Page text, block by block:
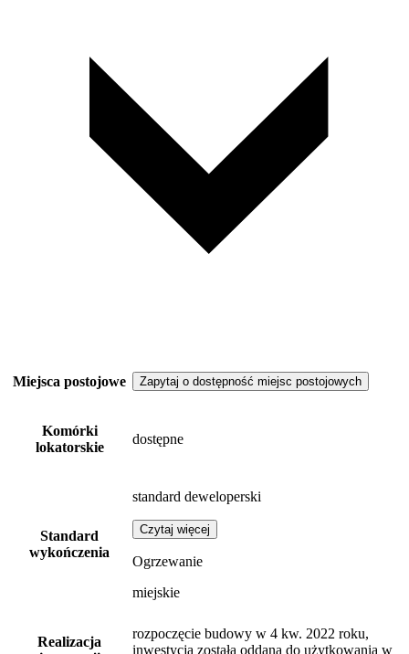
Miejsca postojowe Zapytaj o dostępność miejsc postojowych
Komórki
lokatorskie
dostępne
Standard
wykończenia
standard deweloperski
Czytaj więcej
Ogrzewanie
miejskie
Realizacja
rozpoczęcie budowy w 4 kw. 2022 roku,
inwestycja została oddana do użytkowania w